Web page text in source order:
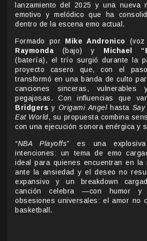
lanzamiento del 2025 y una nueva
emotivo y melódico que ha
dentro de la escena emo actual.
Formado por Mike Andronico
Raymonda (bajo) y Michael
(batería), el trío surgió durante la
proyecto casero que, con el
transformó en una banda de culto
canciones sinceras, vulnerables
pegajosas. Con influencias que
Bridgers y Origami Angelhasta Say
Eat World, su propuesta combina
con una ejecución sonora enérgica y
“NBA Playoffs” es una
intenciones: un tema de emo
ideal para quienes encuentran en la
ante la ansiedad y el deseo no
expansivo y un breakdown
canción celebra —con humor y
obsesiones universales: el amor no
basketball.